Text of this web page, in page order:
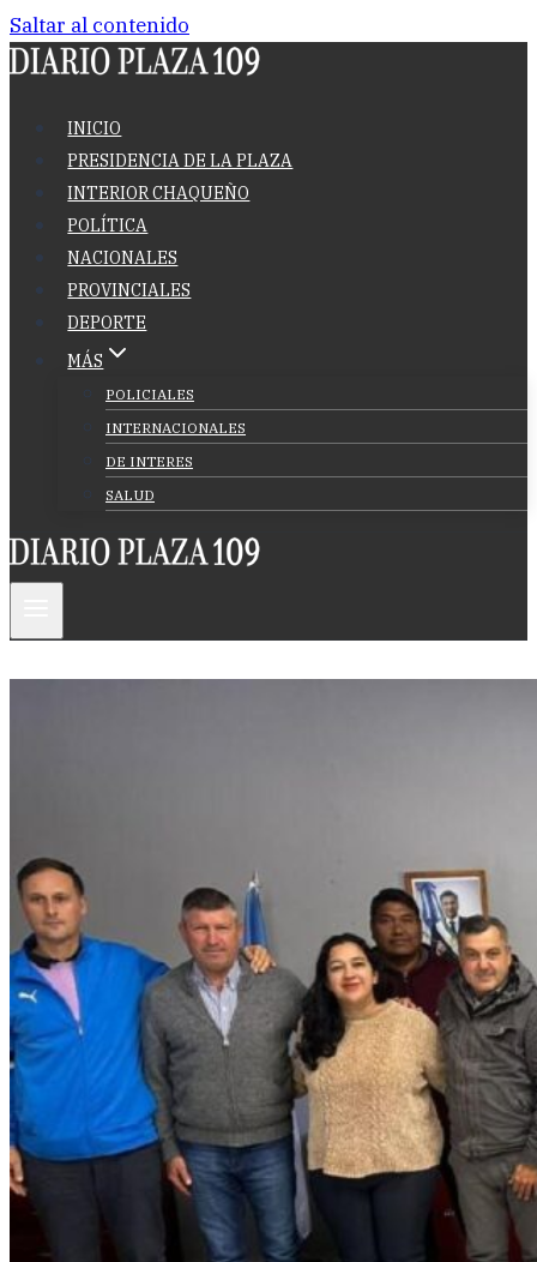
Saltar al contenido
INICIO
PRESIDENCIA DE LA PLAZA
INTERIOR CHAQUEÑO
POLÍTICA
NACIONALES
PROVINCIALES
DEPORTE
MÁS
POLICIALES
INTERNACIONALES
DE INTERES
SALUD